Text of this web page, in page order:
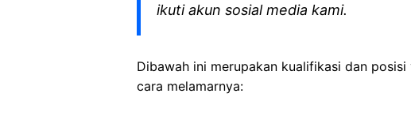
ikuti akun sosial media kami.
Dibawah ini merupakan kualifikasi dan
cara melamarnya: